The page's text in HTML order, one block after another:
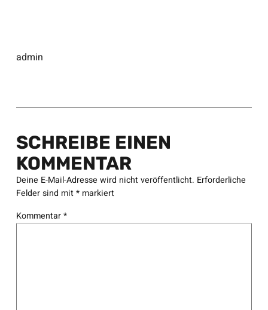
admin
SCHREIBE EINEN
KOMMENTAR
Deine E-Mail-Adresse wird nicht veröffentlicht. Erforderliche
Felder sind mit*markiert
Kommentar*